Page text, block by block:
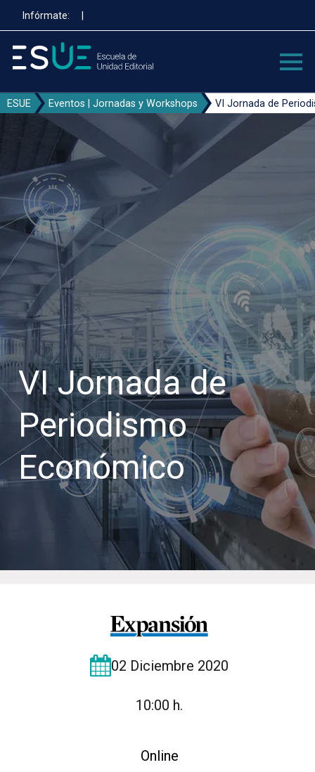
contenido
principal
Infórmate: |
ESUE Eventos | Jornadas y Workshops VI Jornada de
VI Jornada de
Periodismo
Económico
02 Diciembre 2020
10:00 h.
Online